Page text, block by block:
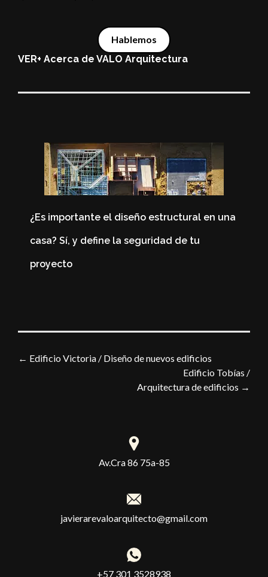
Hablemos
VER+ Acerca de VALO Arquitectura
¿Es importante el diseño estructural en una
casa? Sí, y define la seguridad de tu
proyecto
← Edificio Victoria / Diseño de nuevos edificios
Edificio Tobías /
Arquitectura de edificios →
Av.Cra 86 75a-85
javierarevaloarquitecto@gmail.com
+57 301 3528938